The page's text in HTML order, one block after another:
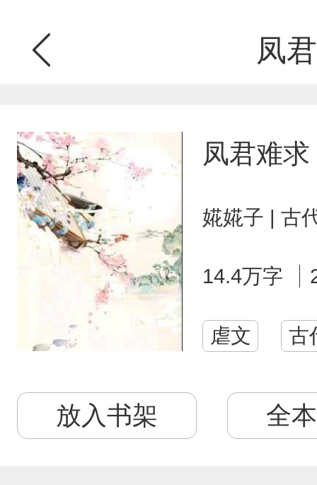
凤
凤君难求
婲婲子 | 古
14.4万字
虐文 古
放入书架 全